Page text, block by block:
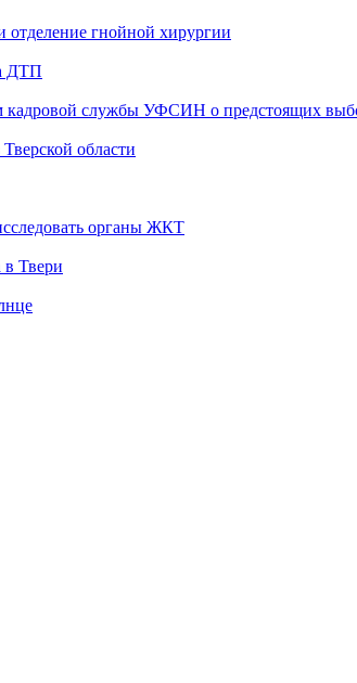
гнойной хирургии
ДТП
кадровой службы УФСИН о предстоящих
области
органы ЖКТ
Твери